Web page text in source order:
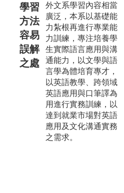
學習
方法
容易
誤解
之處
外文系學習內容相當
廣泛，本系以基礎能
力紮根再進行專業能
力訓練，專注培養學
生實際語言應用與溝
通能力，以文學與語
言學為體培育專才，
以英語教學、跨領域
英語應用與口筆譯為
用進行實務訓練，以
達到就業市場對英語
應用及文化溝通實務
之需求。